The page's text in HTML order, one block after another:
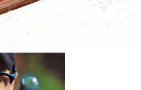
quadrúpede ou bípede,
propriedades urbanas, livres
dos amigos e parentes nos
presente a esses amigos e
uma arma de fogo, sem
vai permitir ou vai impedir
documentada, porém fluida